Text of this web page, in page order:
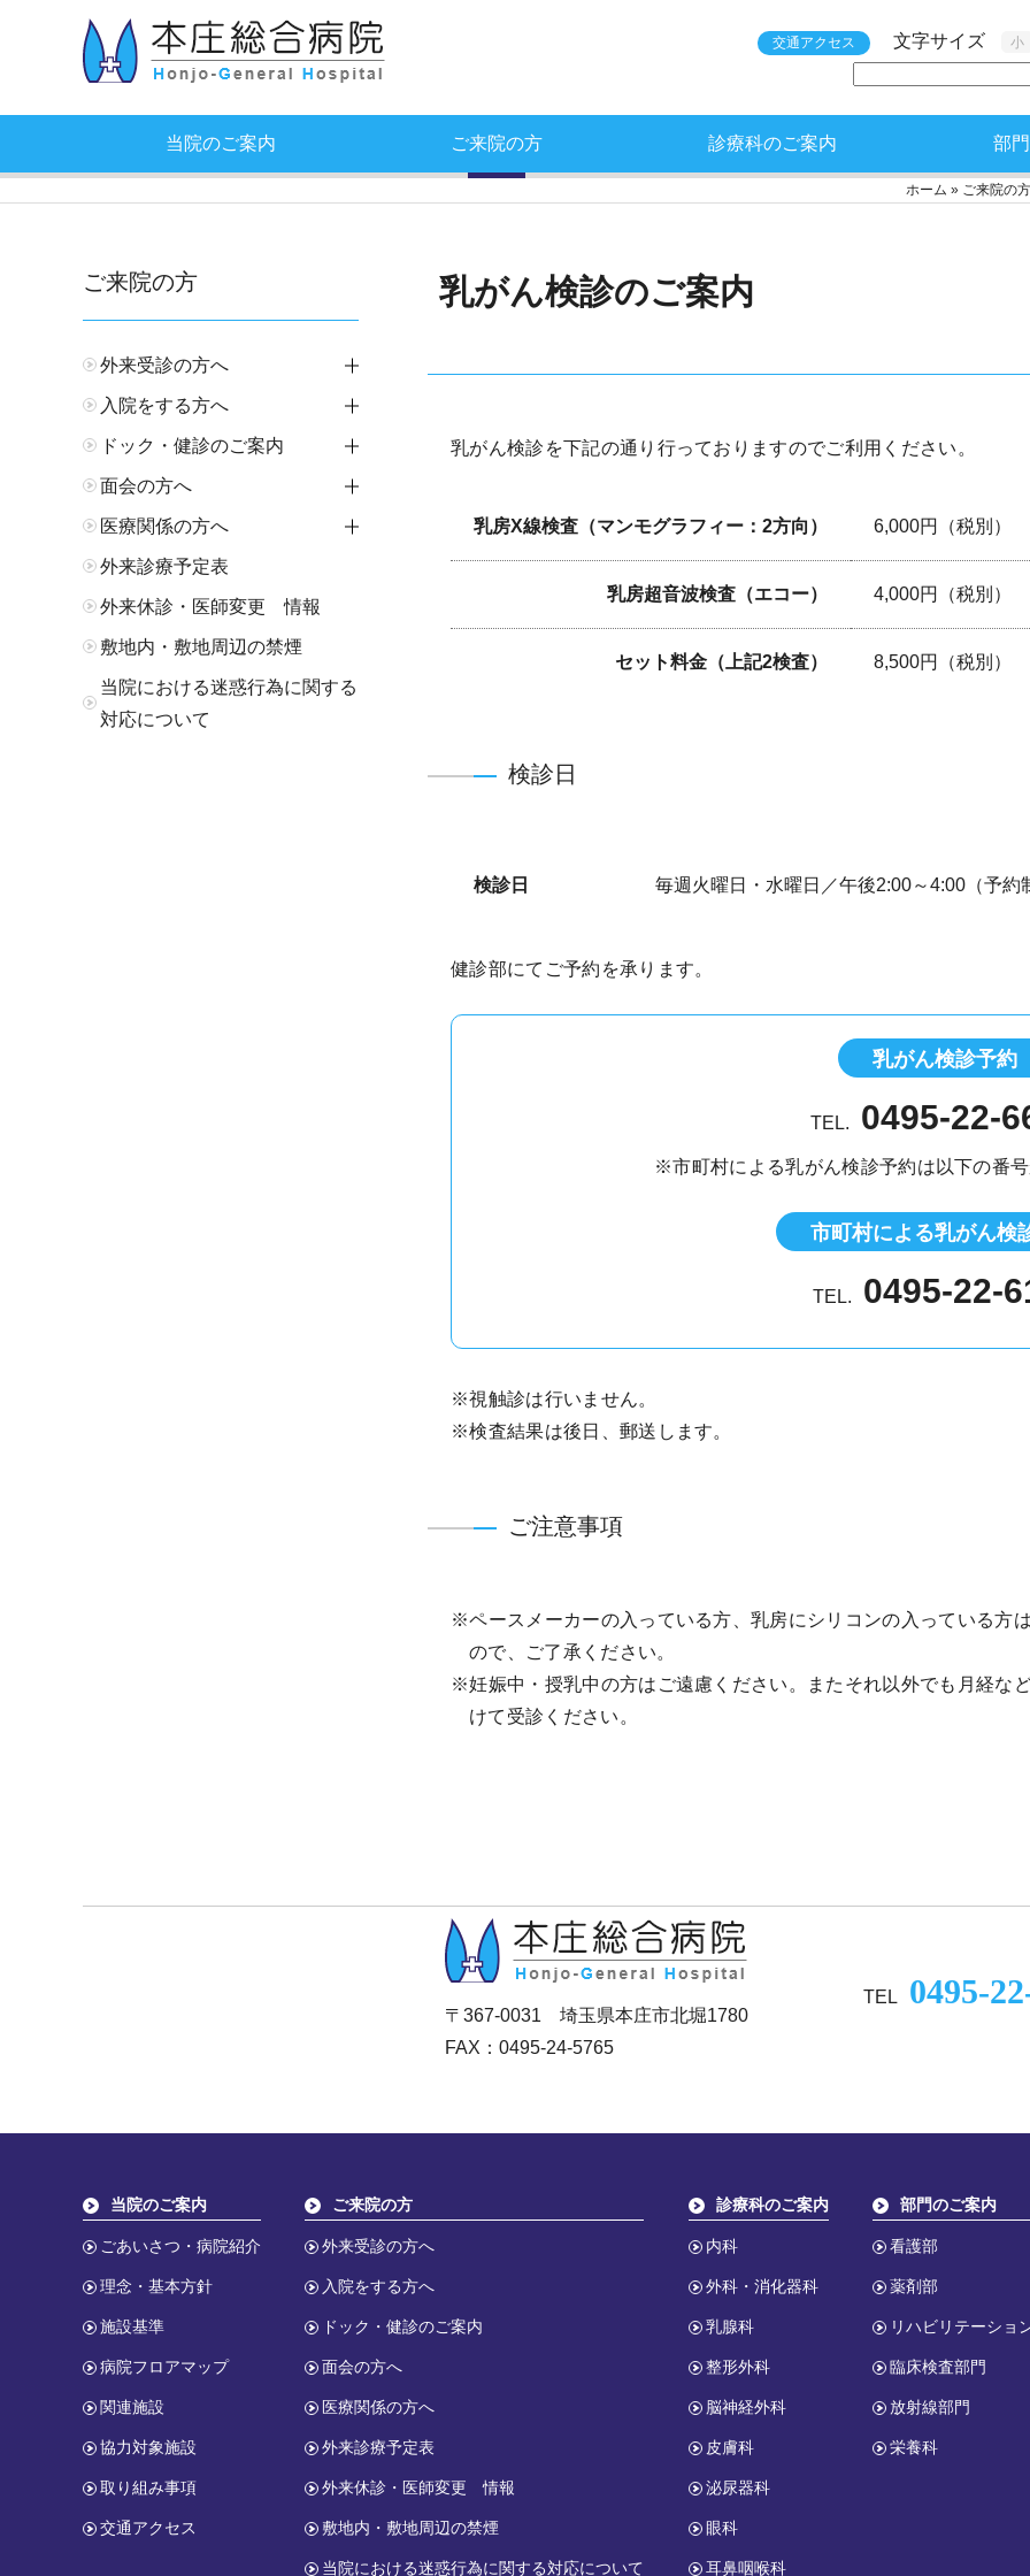
交通アクセス 文字サイズ 小
当院のご案内 ご来院の方 診療科のご案内 部
ホーム » ご来院の方
ご来院の方
外来受診の方へ
入院をする方へ
ドック・健診のご案内
面会の方へ
医療関係の方へ
外来診療予定表
外来休診・医師変更 情報
敷地内・敷地周辺の禁煙
当院における迷惑行為に関する
対応について
乳がん検診のご案内
乳がん検診を下記の通り行っておりますのでご利用ください。
乳房X線検査（マンモグラフィー：2方向） 6,000円（税別）
乳房超音波検査（エコー） 4,000円（税別）
セット料金（上記2検査） 8,500円（税別）
検診日
検診日 毎週火曜日・水曜日／午後2:00～4:00（予約
健診部にてご予約を承ります。
乳がん検診予約
TEL. 0495-22-
※市町村による乳がん検診予約は以下の番
市町村による乳がん検
TEL. 0495-22-
※視触診は行いません。
※検査結果は後日、郵送します。
ご注意事項
※ペースメーカーの入っている方、乳房にシリコンの入っている方
ので、ご了承ください。
※妊娠中・授乳中の方はご遠慮ください。またそれ以外でも月経な
けて受診ください。
〒367-0031 埼玉県本庄市北堀1780
FAX：0495-24-5765
TEL 0495-
当院のご案内
ごあいさつ・病院紹介
理念・基本方針
施設基準
病院フロアマップ
関連施設
協力対象施設
取り組み事項
交通アクセス
ご来院の方
外来受診の方へ
入院をする方へ
ドック・健診のご案内
面会の方へ
医療関係の方へ
外来診療予定表
外来休診・医師変更 情報
敷地内・敷地周辺の禁煙
当院における迷惑行為に関する対応について
診療科のご案内
内科
外科・消化器科
乳腺科
整形外科
脳神経外科
皮膚科
泌尿器科
眼科
耳鼻咽喉科
部門のご案内
看護部
薬剤部
リハビリテーショ
臨床検査部門
放射線部門
栄養科